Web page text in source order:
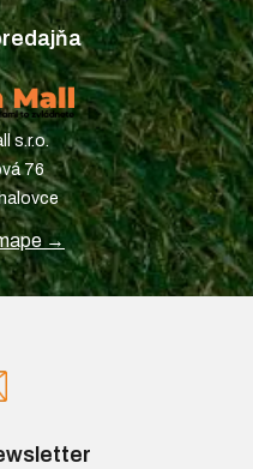
s.r.o.
76
→